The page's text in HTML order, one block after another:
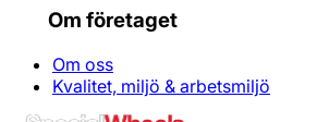
Om företaget
Om oss
Kvalitet, miljö & arbetsmiljö